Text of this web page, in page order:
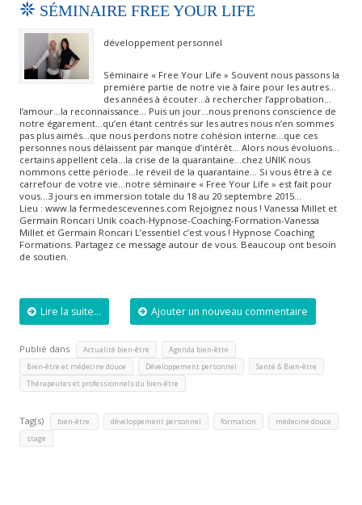
SÉMINAIRE FREE YOUR LIFE
développement personnel
Séminaire « Free Your Life » Souvent nous passons la
première partie de notre vie à faire pour les autres…
des années à écouter…à rechercher l’approbation…
l’amour…la reconnaissance… Puis un jour…nous prenons conscience de
notre égarement…qu’en étant centrés sur les autres nous n’en sommes
pas plus aimés…que nous perdons notre cohésion interne…que ces
personnes nous délaissent par manque d’intérêt… Alors nous évoluons…
certains appellent cela…la crise de la quarantaine…chez UNIK nous
nommons cette période…le réveil de la quarantaine… Si vous être à ce
carrefour de votre vie…notre séminaire « Free Your Life » est fait pour
vous…3 jours en immersion totale du 18 au 20 septembre 2015…
Lieu : www.la fermedescevennes.com Rejoignez nous ! Vanessa Millet et
Germain Roncari Unik coach-Hypnose-Coaching-Formation-Vanessa
Millet et Germain Roncari L’essentiel c’est vous ! Hypnose Coaching
Formations. Partagez ce message autour de vous. Beaucoup ont besoin
de soutien.
Lire la suite... Ajouter un nouveau commentaire
Publié dans Actualité bien-être Agenda bien-être
Bien-être et médecine douce Développement personnel Santé & Bien-être
Thérapeutes et professionnels du bien-être
Tag(s) bien-être. développement personnel formation médecine douce
stage